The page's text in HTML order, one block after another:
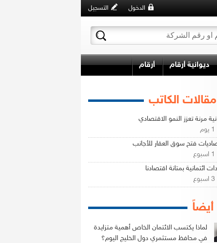
التسجيل الدخول
ديوانية أرقام أرقام
الكاتب
مرنة تعزز النمو الاقتصادي
فتح سوق العقار للأجانب
ائتمانية بمتانة اقتصادنا
أيضاً
لماذا يكتسب الائتمان الخاص أهمية متزايدة
في محافظ مستثمري دول الخليج اليوم؟